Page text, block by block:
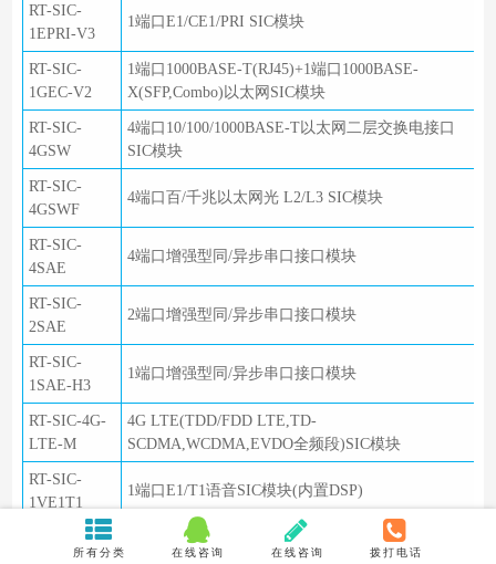
RT-SIC-
1EPRI-V3
1端口E1/CE1/PRI SIC模块
RT-SIC-
1GEC-V2
1端口1000BASE-T(RJ45)+1端口1000BASE-
X(SFP,Combo)以太网SIC模块
RT-SIC-
4GSW
4端口10/100/1000BASE-T以太网二层交换电接口
SIC模块
RT-SIC-
4GSWF
4端口百/千兆以太网光 L2/L3 SIC模块
RT-SIC-
4SAE
4端口增强型同/异步串口接口模块
RT-SIC-
2SAE
2端口增强型同/异步串口接口模块
RT-SIC-
1SAE-H3
1端口增强型同/异步串口接口模块
RT-SIC-4G-
LTE-M
4G LTE(TDD/FDD LTE,TD-
SCDMA,WCDMA,EVDO全频段)SIC模块
RT-SIC-
1VE1T1
1端口E1/T1语音SIC模块(内置DSP)
2端口语音模块用户电路接口板
所有分类 在线咨询 在线咨询 拨打电话